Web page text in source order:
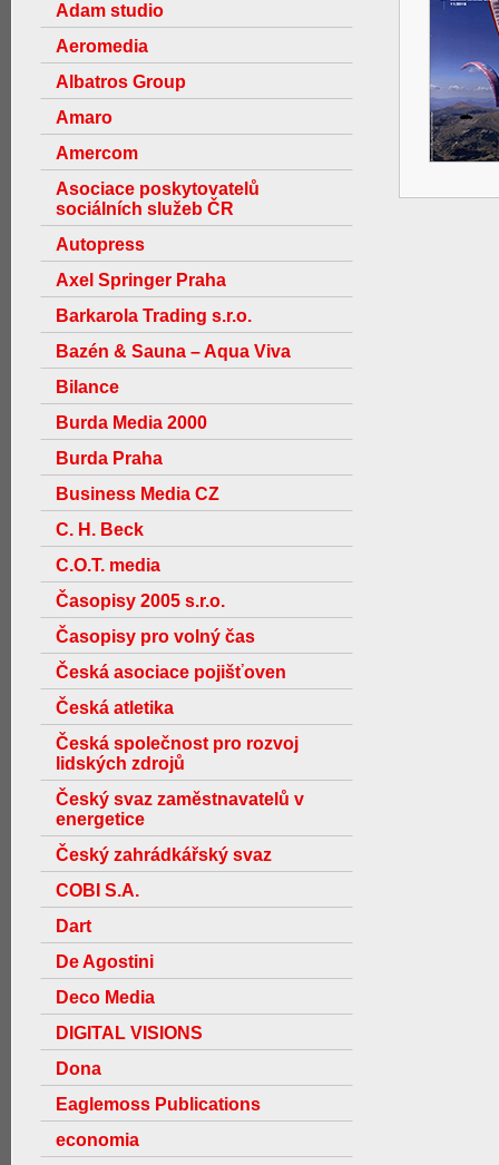
Adam studio
Aeromedia
Albatros Group
Amaro
Amercom
Asociace poskytovatelů
sociálních služeb ČR
Autopress
Axel Springer Praha
Barkarola Trading s.r.o.
Bazén & Sauna – Aqua Viva
Bilance
Burda Media 2000
Burda Praha
Business Media CZ
C. H. Beck
C.O.T. media
Časopisy 2005 s.r.o.
Časopisy pro volný čas
Česká asociace pojišťoven
Česká atletika
Česká společnost pro rozvoj
lidských zdrojů
Český svaz zaměstnavatelů v
energetice
Český zahrádkářský svaz
COBI S.A.
Dart
De Agostini
Deco Media
DIGITAL VISIONS
Dona
Eaglemoss Publications
economia